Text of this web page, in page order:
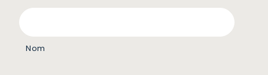
Nom